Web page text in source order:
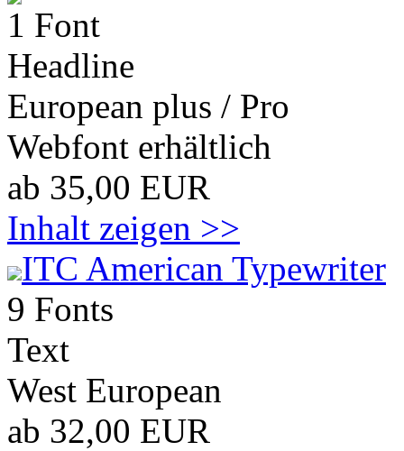
1 Font
Headline
European plus / Pro
Webfont erhältlich
ab 35,00 EUR
Inhalt zeigen >>
ITC American Typewriter
9 Fonts
Text
West European
ab 32,00 EUR